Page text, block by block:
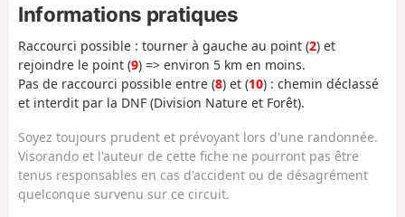
Informations pratiques
Raccourci possible : tourner à gauche au point (2) et
rejoindre le point (9) => environ 5 km en moins.
Pas de raccourci possible entre (8) et (10) : chemin déclassé
et interdit par la DNF (Division Nature et Forêt).
Soyez toujours prudent et prévoyant lors d'une randonnée.
Visorando et l'auteur de cette fiche ne pourront pas être
tenus responsables en cas d'accident ou de désagrément
quelconque survenu sur ce circuit.